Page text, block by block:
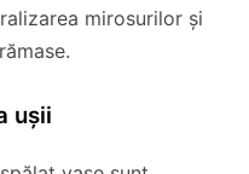
mirosurilor și
ușii